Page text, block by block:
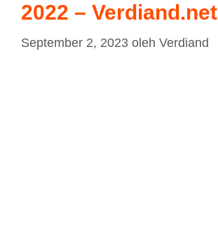
2022 – Verdiand.net
September 2, 2023 oleh Verdiand